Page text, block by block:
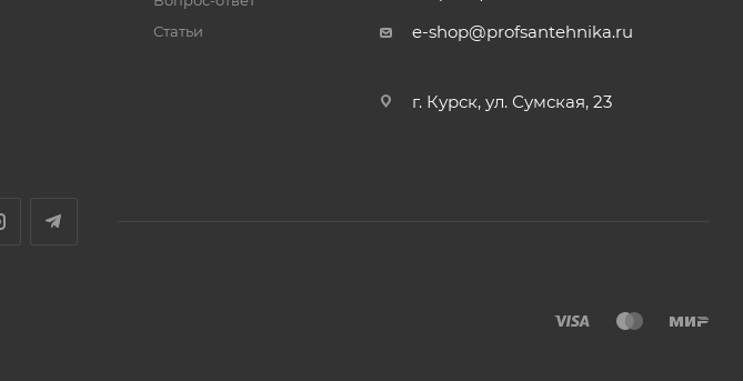
Статьи
e-shop@profsantehnika.ru
г. Курск, ул. Сумская, 23